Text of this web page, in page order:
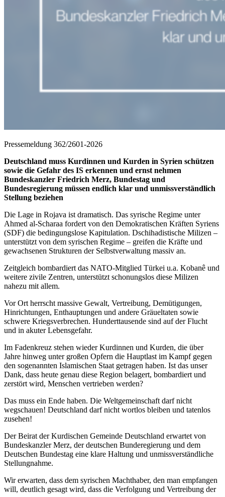
Pressemeldung 362/2601-2026
Deutschland muss Kurdinnen und Kurden in Syrien schützen
sowie die Gefahr des IS erkennen und ernst nehmen
Bundeskanzler Friedrich Merz, Bundestag und
Bundesregierung müssen endlich klar und unmissverständlich
Stellung beziehen
Die Lage in Rojava ist dramatisch. Das syrische Regime unter
Ahmed al-Scharaa fordert von den Demokratischen Kräften Syriens
(SDF) die bedingungslose Kapitulation. Dschihadistische Milizen –
unterstützt von dem syrischen Regime – greifen die Kräfte und
gewachsenen Strukturen der Selbstverwaltung massiv an.
Zeitgleich bombardiert das NATO-Mitglied Türkei u.a. Kobanê und
weitere zivile Zentren, unterstützt schonungslos diese Milizen
nahezu mit allem.
Vor Ort herrscht massive Gewalt, Vertreibung, Demütigungen,
Hinrichtungen, Enthauptungen und andere Gräueltaten sowie
schwere Kriegsverbrechen. Hunderttausende sind auf der Flucht
und in akuter Lebensgefahr.
Im Fadenkreuz stehen wieder Kurdinnen und Kurden, die über
Jahre hinweg unter großen Opfern die Hauptlast im Kampf gegen
den sogenannten Islamischen Staat getragen haben. Ist das unser
Dank, dass heute genau diese Region belagert, bombardiert und
zerstört wird, Menschen vertrieben werden?
Das muss ein Ende haben. Die Weltgemeinschaft darf nicht
wegschauen! Deutschland darf nicht wortlos bleiben und tatenlos
zusehen!
Der Beirat der Kurdischen Gemeinde Deutschland erwartet von
Bundeskanzler Merz, der deutschen Bunderegierung und dem
Deutschen Bundestag eine klare Haltung und unmissverständliche
Stellungnahme.
Wir erwarten, dass dem syrischen Machthaber, den man empfangen
will, deutlich gesagt wird, dass die Verfolgung und Vertreibung der